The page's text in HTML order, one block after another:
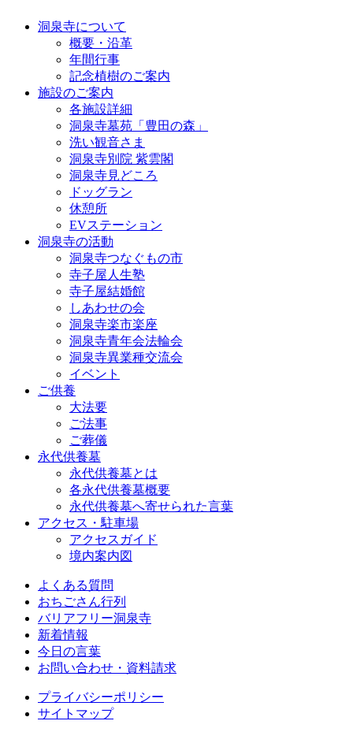
洞泉寺について
概要・沿革
年間行事
記念植樹のご案内
施設のご案内
各施設詳細
洞泉寺墓苑「豊田の森」
洗い観音さま
洞泉寺別院 紫雲閣
洞泉寺見どころ
ドッグラン
休憩所
EVステーション
洞泉寺の活動
洞泉寺つなぐもの市
寺子屋人生塾
寺子屋結婚館
しあわせの会
洞泉寺楽市楽座
洞泉寺青年会法輪会
洞泉寺異業種交流会
イベント
ご供養
大法要
ご法事
ご葬儀
永代供養墓
永代供養墓とは
各永代供養墓概要
永代供養墓へ寄せられた言葉
アクセス・駐車場
アクセスガイド
境内案内図
よくある質問
おちごさん行列
バリアフリー洞泉寺
新着情報
今日の言葉
お問い合わせ・資料請求
プライバシーポリシー
サイトマップ